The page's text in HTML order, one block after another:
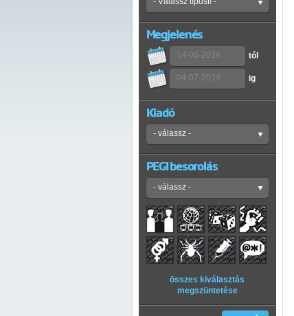
Megjelenés
tól
ig
Kiadó
PEGI besorolás
összes kiválasztás
megszüntetése